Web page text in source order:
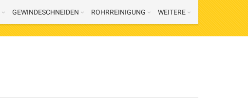
GEWINDESCHNEIDEN ROHRREINIGUNG WEITERE